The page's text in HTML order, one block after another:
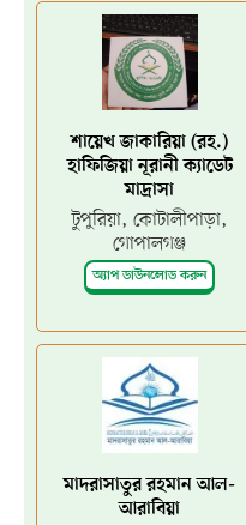
শায়েখ জাকারিয়া (রহ.)
হাফিজিয়া নূরানী ক্যাডেট
মাদ্রাসা
টুপুরিয়া, কোটালীপাড়া,
গোপালগঞ্জ
অ্যাপ ডাউনলোড করুন
মাদরাসাতুর রহমান আল-
আরাবিয়া